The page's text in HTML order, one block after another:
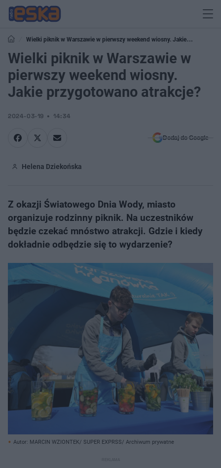
Wielki piknik w Warszawie w pierwszy weekend wiosny. Jakie
przygotowano atrakcje?
Wielki piknik w Warszawie w
pierwszy weekend wiosny.
Jakie przygotowano atrakcje?
2024-03-19 14:34
Dodaj do Google
Helena Dziekońska
Z okazji Światowego Dnia Wody, miasto
organizuje rodzinny piknik. Na uczestników
będzie czekać mnóstwo atrakcji. Gdzie i kiedy
dokładnie odbędzie się to wydarzenie?
Autor: MARCIN WZIONTEK/ SUPER EXPRSS/ Archiwum prywatne